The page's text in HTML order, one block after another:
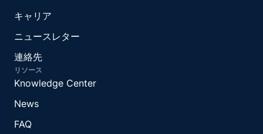
キャリア
ニュースレター
連絡先
リソース
Knowledge Center
News
FAQ